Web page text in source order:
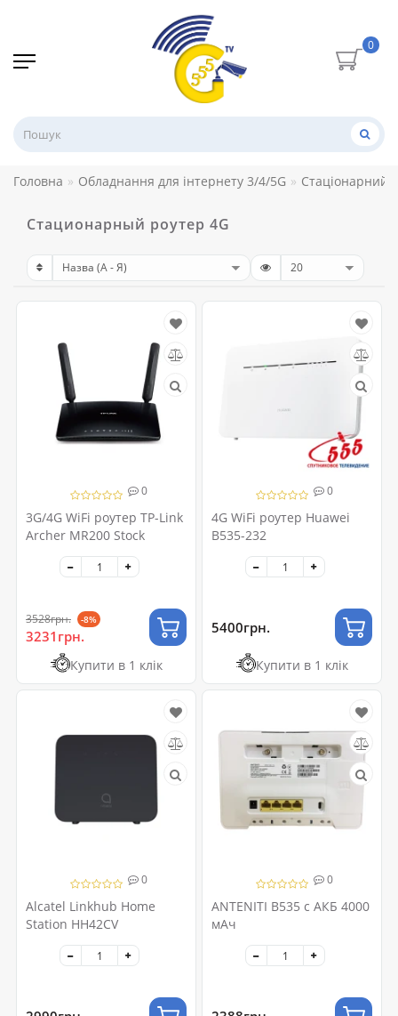
0
Головна Обладнання для інтернету 3/4/5G Стаціонарний
Стационарный роутер 4G
0
3G/4G WiFi роутер TP-Link
Archer MR200 Stock
3528грн. -8%
3231грн.
Купити в 1 клік
0
4G WiFi роутер Huawei
B535-232
5400грн.
Купити в 1 клік
0
Alcatel Linkhub Home
Station HH42CV
0
ANTENITI B535 c АКБ 4000
мАч